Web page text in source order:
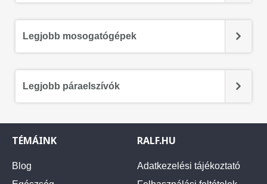
Legjobb mosogatógépek
Legjobb páraelszívók
TÉMÁINK
Blog
RALF.HU
Adatkezelési tájékoztató